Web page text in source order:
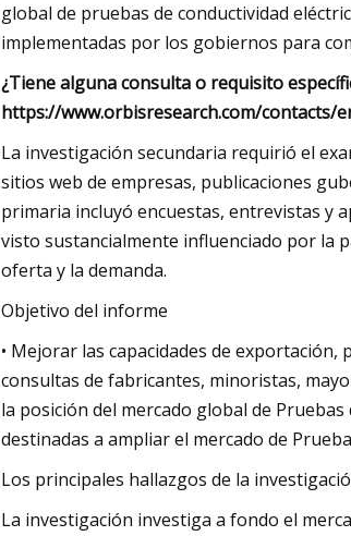
global de pruebas de conductividad
implementadas por los gobiernos para
¿Tiene alguna consulta o requisito
https://www.orbisresearch.com/contacts/
La investigación secundaria requirió el
sitios web de empresas, publicaciones
primaria incluyó encuestas, entrevistas y
visto sustancialmente influenciado por la
oferta y la demanda.
Objetivo del informe
• Mejorar las capacidades de
consultas de fabricantes, minoristas,
la posición del mercado global de
destinadas a ampliar el mercado de
Los principales hallazgos de la
La investigación investiga a fondo el